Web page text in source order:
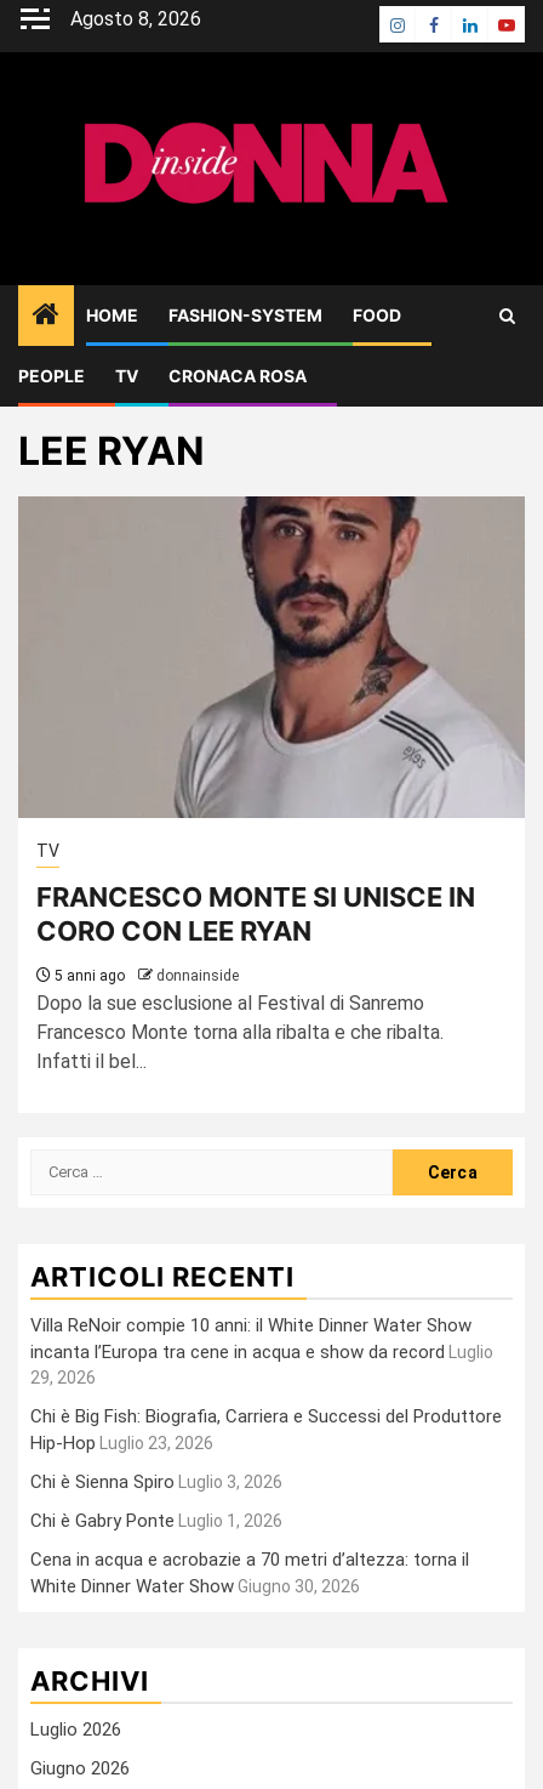
Skip
Agosto 8, 2026 Instagram
Facebook
Linkedin
HOME FASHION-SYSTEM FOOD
PEOPLE TV CRONACA ROSA
Home Blog LEE RYAN
LEE RYAN
TV
FRANCESCO MONTE SI UNISCE IN
CORO CON LEE RYAN
5 anni ago donnainside
Dopo la sue esclusione al Festival di Sanremo
Francesco Monte torna alla ribalta e che ribalta.
Infatti il bel...
Ricerca
ARTICOLI RECENTI
Villa ReNoir compie 10 anni: il White Dinner Water Show
incanta l’Europa tra cene in acqua e show da record
Luglio
29, 2026
Chi è Big Fish: Biografia, Carriera e Successi del Produttore
Hip-Hop
Luglio 23, 2026
Chi è Sienna Spiro Luglio 3, 2026
Chi è Gabry Ponte Luglio 1, 2026
Cena in acqua e acrobazie a 70 metri d’altezza: torna il
White Dinner Water ShowGiugno 30, 2026
ARCHIVI
Luglio 2026
Giugno 2026